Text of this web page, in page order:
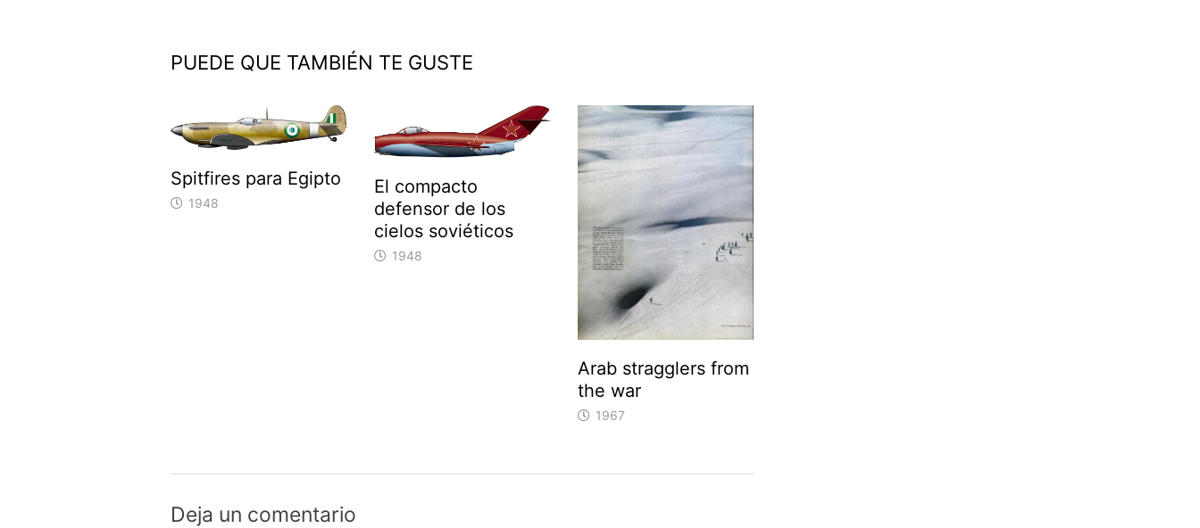
PUEDE QUE TAMBIÉN TE GUSTE
Spitfires para Egipto
1948
El compacto
defensor de los
cielos soviéticos
1948
Arab stragglers from
the war
1967
Deja un comentario